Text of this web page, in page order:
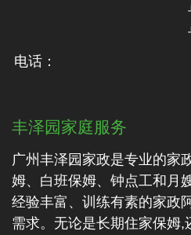
电话：
丰泽园家庭服务
广州丰泽园家政是专业的家
姆、白班保姆、钟点工和月
经验丰富、训练有素的家政
需求。无论是长期住家保姆